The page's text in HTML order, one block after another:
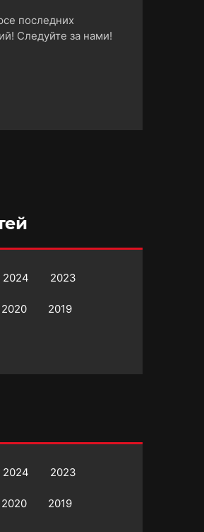
последних
Следуйте за нами!
2024 2023
2020 2019
2024 2023
2020 2019